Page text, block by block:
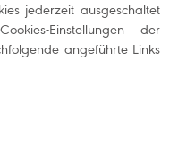
jederzeit ausgeschaltet
Einstellungen der
angeführte Links